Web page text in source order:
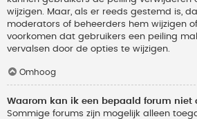
wijzigen. Maar, als er reeds gestemd is,
moderators of beheerders hem wijzigen
voorkomen dat gebruikers een peiling
vervalsen door de opties te wijzigen.
Omhoog
Waarom kan ik een bepaald forum niet
Sommige forums zijn mogelijk alleen